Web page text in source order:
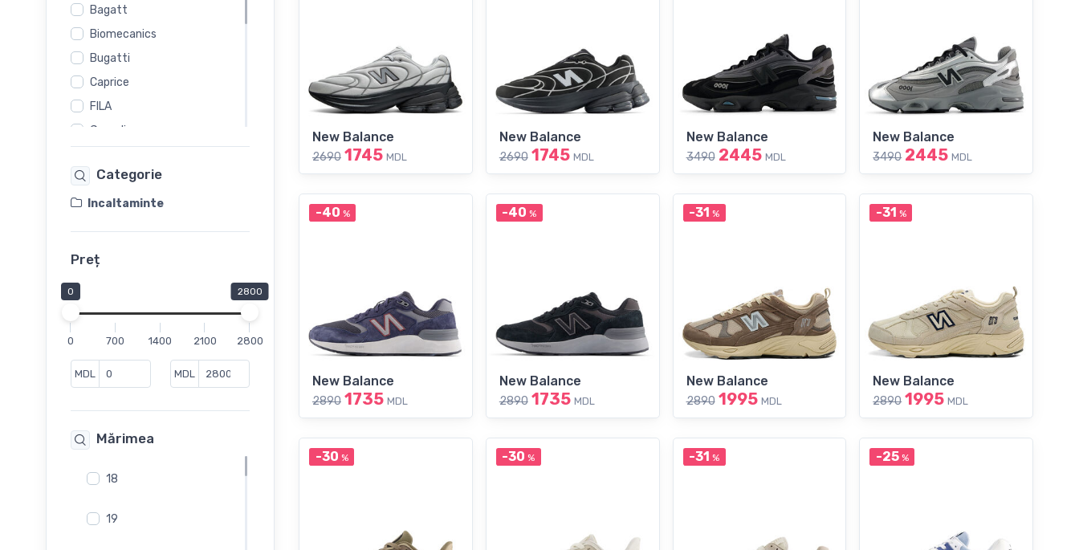
Bagatt
Biomecanics
Bugatti
Caprice
FILA
Garvalin
Melania
New Balance
Rieker
s.Oliver
Salamander
Categorie
Incaltaminte
Preț
0 2800
0 700 1400 2100 2800
MDL MDL
Mărimea
18
19
New Balance
2690 1745 MDL
New Balance
2690 1745 MDL
New Balance
3490 2445 MDL
New Balance
3490 2445 MDL
-40 %
New Balance
2890 1735 MDL
-40 %
New Balance
2890 1735 MDL
-31 %
New Balance
2890 1995 MDL
-31 %
New Balance
2890 1995 MDL
-30 % -30 % -31 % -25%